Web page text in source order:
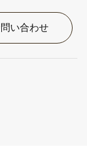
い合わせ